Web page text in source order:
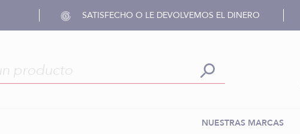
SATISFECHO O LE DEVOLVEMOS EL DINERO
NUESTRAS MARCAS